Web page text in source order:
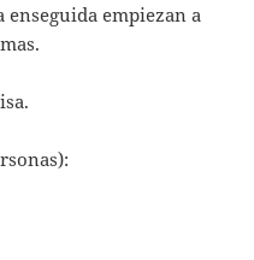
empiezan a